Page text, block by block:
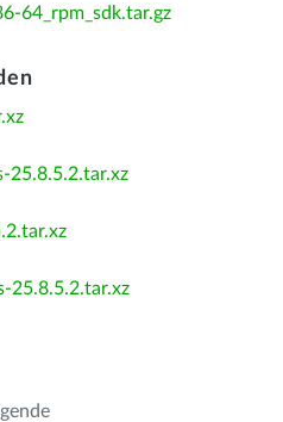
64_rpm_sdk.tar.gz
25.8.5.2.tar.xz
25.8.5.2.tar.xz